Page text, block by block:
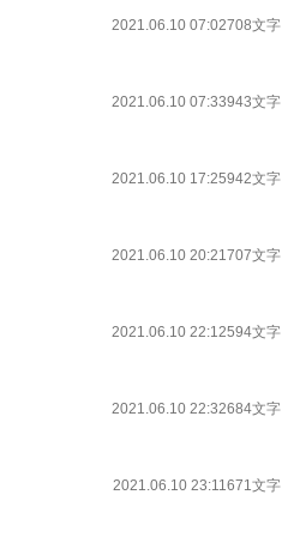
2021.06.10 07:02708文字
2021.06.10 07:33943文字
2021.06.10 17:25942文字
2021.06.10 20:21707文字
2021.06.10 22:12594文字
2021.06.10 22:32684文字
2021.06.10 23:11671文字